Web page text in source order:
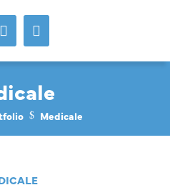
$ Medicale